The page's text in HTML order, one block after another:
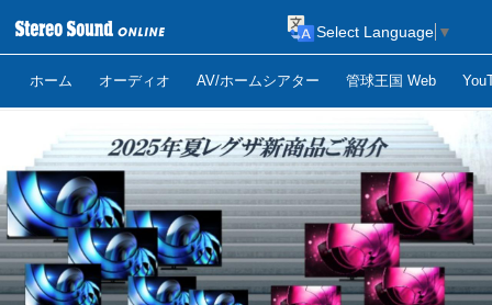
ホーム オーディオ AV/ホームシアター 管球王国 Web
Select Language ▼